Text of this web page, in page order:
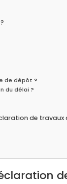
de dépôt ?
du délai ?
de travaux